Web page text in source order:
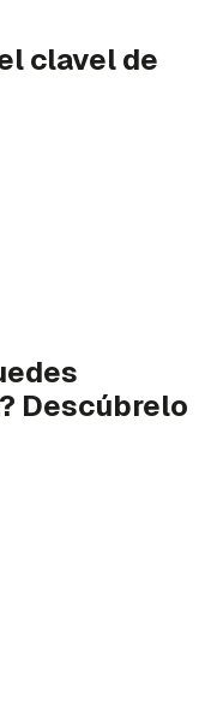
clavel de
Descúbrelo